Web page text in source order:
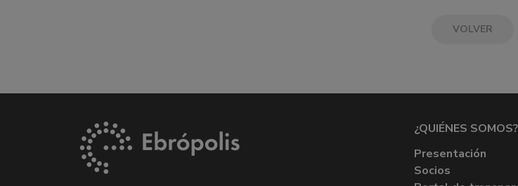
VOLVER
¿QUIÉNES SOMOS?
Presentación
Socios